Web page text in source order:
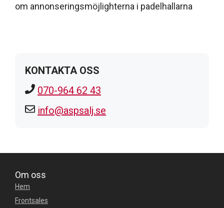
om annonseringsmöjlighterna i padelhallarna
KONTAKTA OSS
070-964 62 43
info@aspsalj.se
Om oss
Hem
Frontsales